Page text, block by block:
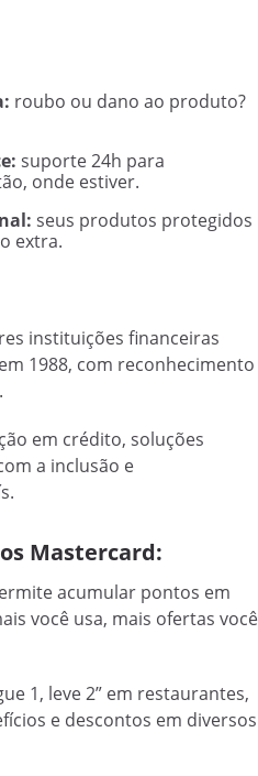
roubo ou dano ao produto?
suporte 24h para
onde estiver.
seus produtos protegidos
extra.
instituições financeiras
1988, com reconhecimento
em crédito, soluções
a inclusão e
Mastercard:
acumular pontos em
você usa, mais ofertas você
1, leve 2” em restaurantes,
e descontos em diversos